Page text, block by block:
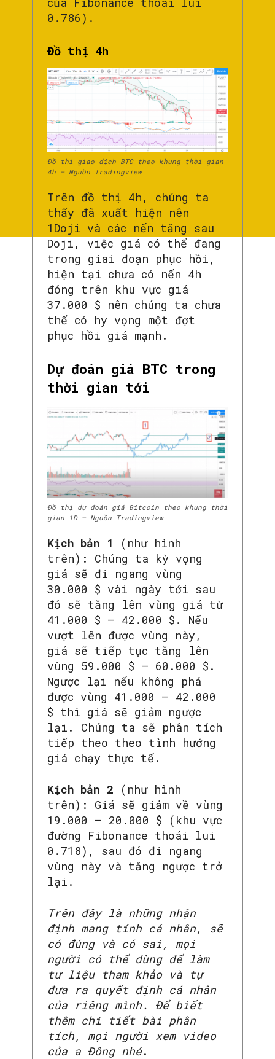
0.786).
Đồ thị 4h
Đồ thị giao dịch BTC theo khung thời gian
4h – Nguồn Tradingview
Trên đồ thị 4h, chúng ta
thấy đã xuất hiện nên
1Doji và các nến tăng sau
Doji, việc giá có thể đang
trong giai đoạn phục hồi,
hiện tại chưa có nến 4h
đóng trên khu vực giá
37.000 $ nên chúng ta chưa
thể có hy vọng một đợt
phục hồi giá mạnh.
Dự đoán giá BTC trong
thời gian tới
Đồ thị dự đoán giá Bitcoin theo khung thời
gian 1D – Nguồn Tradingview
Kịch bản 1
(như hình
trên): Chúng ta kỳ vọng
giá sẽ đi ngang vùng
30.000 $ vài ngày tới sau
đó sẽ tăng lên vùng giá từ
41.000 $ – 42.000 $. Nếu
vượt lên được vùng này,
giá sẽ tiếp tục tăng lên
vùng 59.000 $ – 60.000 $.
Ngược lại nếu không phá
được vùng 41.000 – 42.000
$ thì giá sẽ giảm ngược
lại. Chúng ta sẽ phân tích
tiếp theo theo tình hướng
giá chạy thực tế.
Kịch bản 2 (như hình
trên): Giá sẽ giảm về vùng
19.000 – 20.000 $ (khu vực
đường Fibonance thoái lui
0.718), sau đó đi ngang
vùng này và tăng ngược trở
lại.
Trên đây là những nhận
định mang tính cá nhân, sẽ
có đúng và có sai, mọi
người có thể dùng để làm
tư liệu tham khảo và tự
đưa ra quyết định cá nhân
của riêng mình. Để biết
thêm chi tiết bài phân
tích, mọi người xem video
của a Đông nhé.